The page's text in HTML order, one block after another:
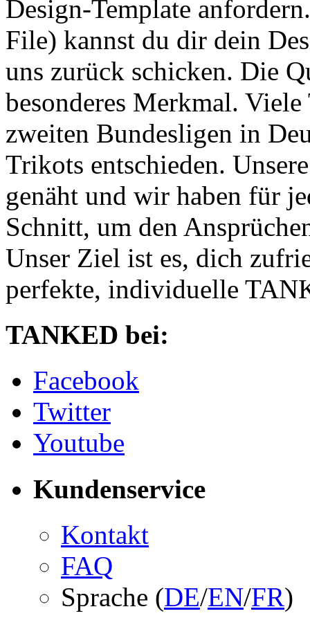
Design-Template
File) kannst du dir dein
uns zurück schicken. Die
besonderes Merkmal. Viele
zweiten Bundesligen in
Trikots entschieden.
genäht und wir haben für
Schnitt, um den
Unser Ziel ist es, dich
perfekte, individuelle
TANKED bei:
Facebook
Twitter
Youtube
Kundenservice
Kontakt
FAQ
Sprache (DE/EN/FR)